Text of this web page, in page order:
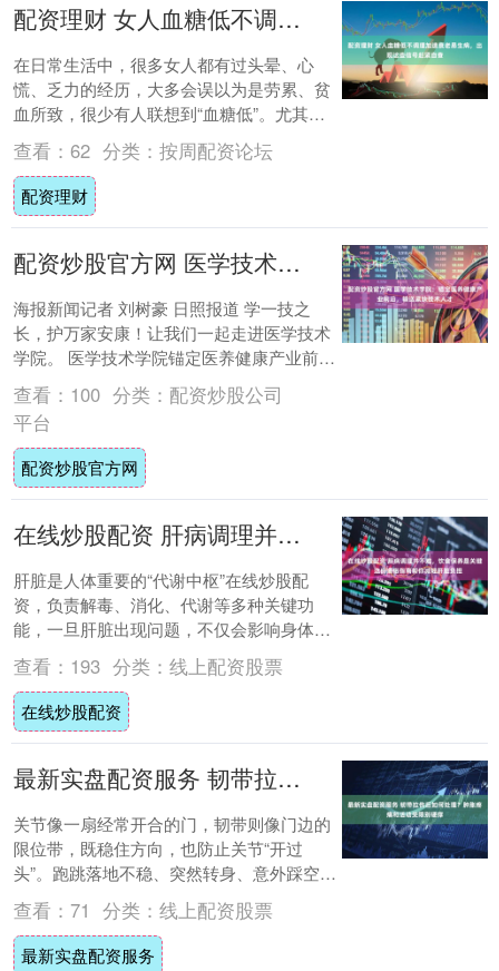
配资理财 女人血糖低不调理加速衰老易生病，出现这些信号赶紧自查
在日常生活中，很多女人都有过头晕、心
慌、乏力的经历，大多会误以为是劳累、贫
血所致，很少有人联想到“血糖低”。尤其是
爱减肥、饮食不规律的女性，血糖低更是常
见的隐形....
查看： 62 分类： 按周配资论坛
配资理财
配资炒股官方网 医学技术学院：锚定医养健康产业前沿，输送紧缺技术人才
海报新闻记者 刘树豪 日照报道 学一技之
长，护万家安康！让我们一起走进医学技术
学院。 医学技术学院锚定医养健康产业前
沿，顺应大健康与生物制品发展趋势，重点
建设医....
查看： 100 分类： 配资炒股公司
平台
配资炒股官方网
在线炒股配资 肝病调理并不难，饮食保养是关键！这份通俗指南帮你减轻肝脏负担
肝脏是人体重要的“代谢中枢”在线炒股配
资，负责解毒、消化、代谢等多种关键功
能，一旦肝脏出现问题，不仅会影响身体正
常运转，还可能引发一系列不适。对于肝病
患者而言，....
查看： 193 分类： 线上配资股票
在线炒股配资
最新实盘配资服务 韧带拉伤后如何处理？肿胀疼痛和活动受限别硬撑
关节像一扇经常开合的门，韧带则像门边的
限位带，既稳住方向，也防止关节“开过
头”。跑跳落地不稳、突然转身、意外踩空，
都可能让这条“安全带”被过度牵扯。轻一些
只是局....
查看： 71 分类： 线上配资股票
最新实盘配资服务